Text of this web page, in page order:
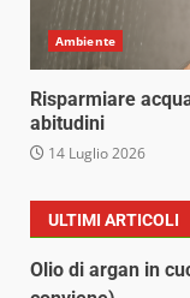
Ambiente
Risparmiare
abitudini
14 Luglio 2026
ULTIMI ARTICOLI
Olio di argan in